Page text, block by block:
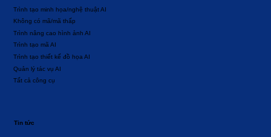
Tất cả công cụ
Quản lý tác vụ AI
Trình tạo thiết kế đồ họa AI
Không có mã/mã thấp
Trình tạo mã AI
Trình nâng cao hình ảnh AI
Trình tạo minh họa/nghệ thuật AI
Tin tức